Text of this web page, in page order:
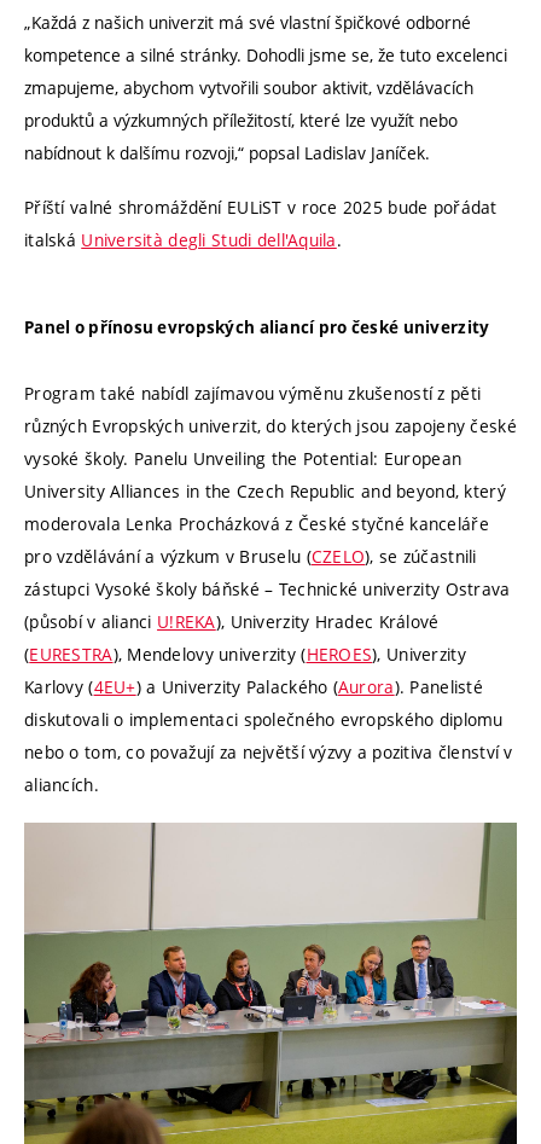
„Každá z našich univerzit má své vlastní špičkové odborné
kompetence a silné stránky. Dohodli jsme se, že tuto excelenci
zmapujeme, abychom vytvořili soubor aktivit, vzdělávacích
produktů a výzkumných příležitostí, které lze využít nebo
nabídnout k dalšímu rozvoji,“ popsal Ladislav Janíček.
Příští valné shromáždění EULiST v roce 2025 bude pořádat
italská Università degli Studi dell'Aquila.
Panel o přínosu evropských aliancí pro české univerzity
Program také nabídl zajímavou výměnu zkušeností z pěti
různých Evropských univerzit, do kterých jsou zapojeny české
vysoké školy. Panelu Unveiling the Potential: European
University Alliances in the Czech Republic and beyond, který
moderovala Lenka Procházková z České styčné kanceláře
pro vzdělávání a výzkum v Bruselu (CZELO), se zúčastnili
zástupci Vysoké školy báňské – Technické univerzity Ostrava
(působí v alianci U!REKA), Univerzity Hradec Králové
(EURESTRA), Mendelovy univerzity (HEROES), Univerzity
Karlovy (4EU+) a Univerzity Palackého (Aurora). Panelisté
diskutovali o implementaci společného evropského diplomu
nebo o tom, co považují za největší výzvy a pozitiva členství v
aliancích.